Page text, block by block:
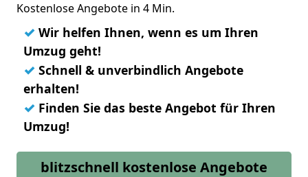
Kostenlose Angebote in 4 Min.
✓ Wir helfen Ihnen, wenn es um Ihren
Umzug geht!
✓ Schnell & unverbindlich Angebote
erhalten!
✓ Finden Sie das beste Angebot für Ihren
Umzug!
blitzschnell kostenlose Angebote